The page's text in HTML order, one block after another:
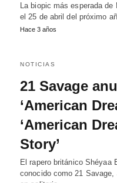
La biopic más esperada
el 25 de abril del próximo
Hace 3 años
NOTICIAS
21 Savage
‘American
‘American
Story’
El rapero británico Shéyaa
conocido como 21